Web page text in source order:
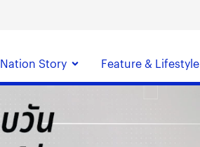
Nation Story Feature & Lifestyle